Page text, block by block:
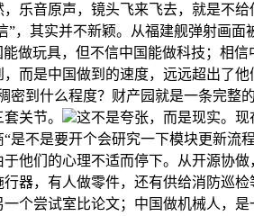
乐音原声，镜头飞来飞去，就是不
，其实并不新颖。从福建舰弹射画
做玩具，但不信中国能做科技；相
而是中国做到的速度，远远超出了
到什么程度？财产园就是一条完
关节。
这不是夸张，而是现实。
不是要开个会研究一下模块更新
他们的心理不适而停下。从开源协
器，有人做零件，还有供给消防巡
个尝试室比论文；中国做机械人，